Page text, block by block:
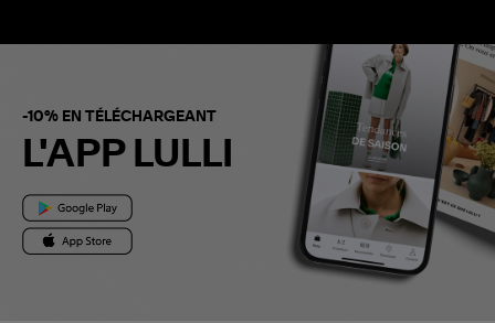
-10% EN TÉLÉCHARGEANT
L'APP LULLI